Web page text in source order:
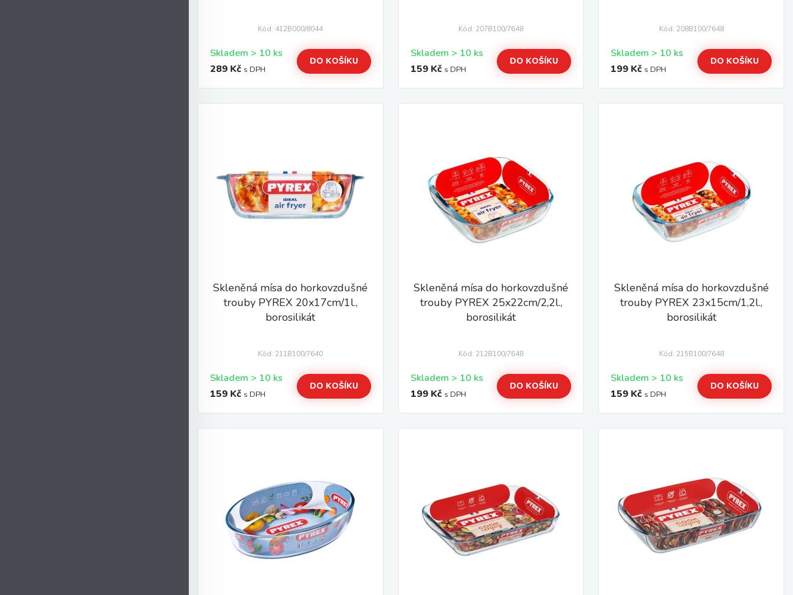
Kód: 412B000/8044
Skladem > 10 ks
289 Kč s DPH
DO KOŠÍKU
Kód: 207B100/7648
Skladem > 10 ks
159 Kč s DPH
DO KOŠÍKU
Kód: 208B100/7648
Skladem > 10 ks
199 Kč s DPH
DO KOŠÍKU
Skleněná mísa do horkovzdušné
trouby PYREX 20x17cm/1l.,
borosilikát
Kód: 211B100/7640
Skladem > 10 ks
159 Kč s DPH
DO KOŠÍKU
Skleněná mísa do horkovzdušné
trouby PYREX 25x22cm/2,2l.,
borosilikát
Kód: 212B100/7648
Skladem > 10 ks
199 Kč s DPH
DO KOŠÍKU
Skleněná mísa do horkovzdušné
trouby PYREX 23x15cm/1,2l.,
borosilikát
Kód: 215B100/7648
Skladem > 10 ks
159 Kč s DPH
DO KOŠÍKU